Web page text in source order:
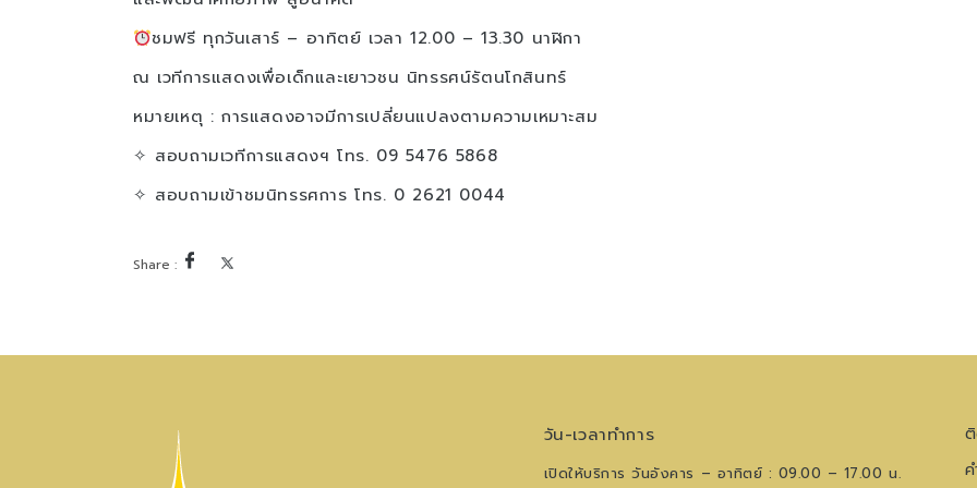
ชมฟรี ทุกวันเสาร์ – อาทิตย์ เวลา 12.00 – 13.30 นาฬิกา
ณ เวทีการแสดงเพื่อเด็กและเยาวชน นิทรรศน์รัตนโกสินทร์
หมายเหตุ : การแสดงอาจมีการเปลี่ยนแปลงตามความเหมาะสม
✧ สอบถามเวทีการแสดงฯ โทร. 09 5476 5868
✧ สอบถามเข้าชมนิทรรศการ โทร. 0 2621 0044
วัน-เวลาทำการ
เปิดให้บริการ วันอังคาร – อาทิตย์ : 09.00 – 17.00 น.